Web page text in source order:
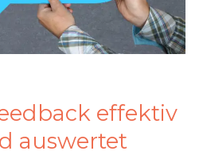
effektiv
auswertet